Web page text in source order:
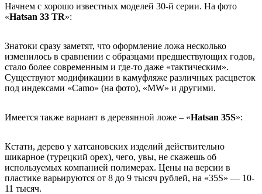
Начнем с хорошо известных моделей 30-й серии. На фото
«Hatsan 33 TR»:
Знатоки сразу заметят, что оформление ложа несколько
изменилось в сравнении с образцами предшествующих годов,
стало более современным и где-то даже «тактическим».
Существуют модификации в камуфляже различных расцветок
под индексами «Camo» (на фото), «MW» и другими.
Имеется также вариант в деревянной ложе – «Hatsan 35S»:
Кстати, дерево у хатсановских изделий действительно
шикарное (турецкий орех), чего, увы, не скажешь об
используемых компанией полимерах. Цены на версии в
пластике варьируются от 8 до 9 тысяч рублей, на «35S» — 10-
11 тысяч.